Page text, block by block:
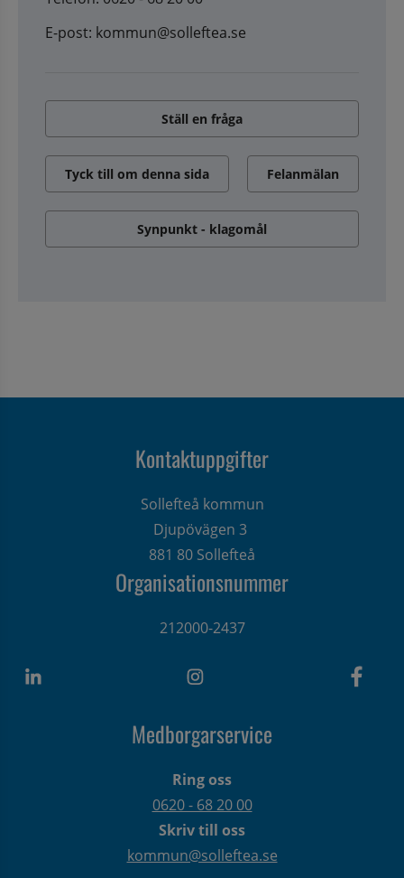
E-post: kommun@solleftea.se
Ställ en fråga
Tyck till om denna sida Felanmälan
Synpunkt - klagomål
Kontaktuppgifter
Sollefteå kommun
Djupövägen 3
881 80 Sollefteå
Organisationsnummer
212000-2437
Medborgarservice
Ring oss
0620 - 68 20 00
Skriv till oss
kommun@solleftea.se